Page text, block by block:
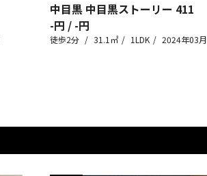
中目黒 中目黒ストーリー 411
-円 / -円
徒歩2分 31.1㎡ 1LDK 2024年03月